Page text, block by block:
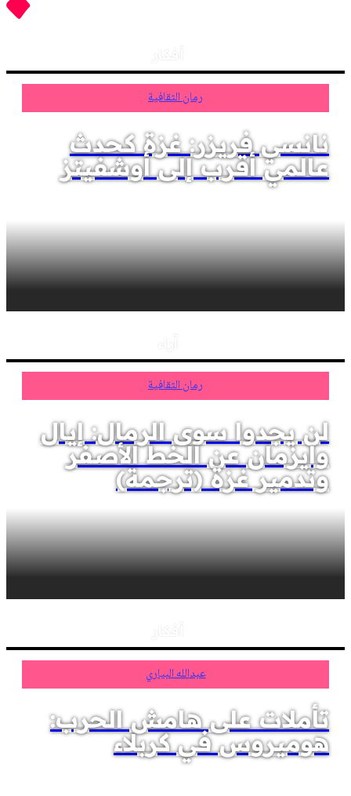
رمان الثقافية
نانسي فريزر: غزة كحدث
عالمي أقرب إلى أوشفيتز
رمان الثقافية
لن يجدوا سوى الرمال: إيال
وايزمان عن الخط الأصفر
وتدمير غزة (ترجمة)
عبدالله البياري
تأملات على هامش الحرب:
هوميروس في كربلاء